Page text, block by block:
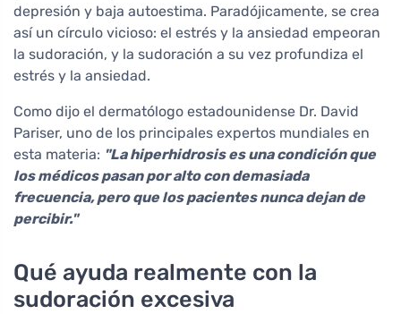
depresión y baja autoestima. Paradójicamente, se crea
así un círculo vicioso: el estrés y la ansiedad empeoran
la sudoración, y la sudoración a su vez profundiza el
estrés y la ansiedad.
Como dijo el dermatólogo estadounidense Dr. David
Pariser, uno de los principales expertos mundiales en
esta materia: "La hiperhidrosis es una condición que
los médicos pasan por alto con demasiada
frecuencia, pero que los pacientes nunca dejan de
percibir."
Qué ayuda realmente con la
sudoración excesiva